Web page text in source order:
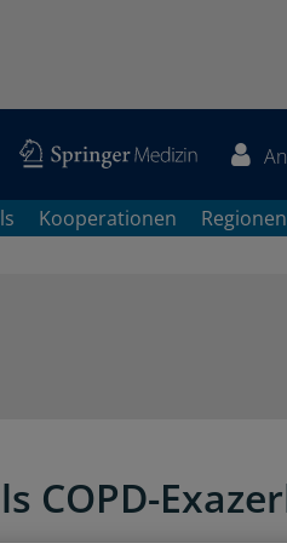
Kooperationen Regionen
COPD-